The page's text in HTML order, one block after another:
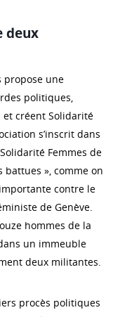
deux
propose une
politiques,
et créent Solidarité
s’inscrit dans
Femmes de
battues », comme on
contre le
de Genève.
hommes de la
un immeuble
deux militantes.
procès politiques